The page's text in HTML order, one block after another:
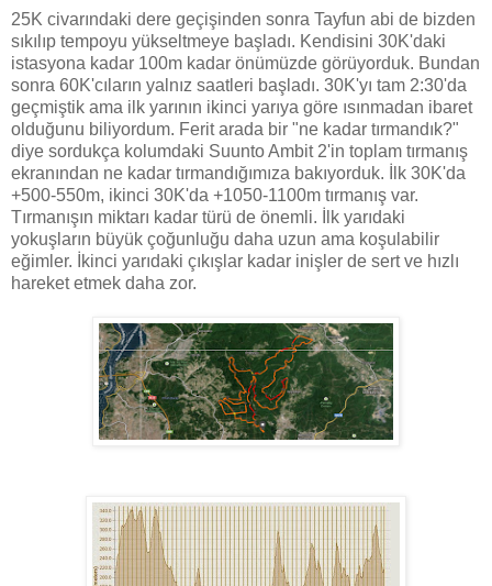
25K civarındaki dere geçişinden sonra Tayfun abi de bizden
sıkılıp tempoyu yükseltmeye başladı. Kendisini 30K'daki
istasyona kadar 100m kadar önümüzde görüyorduk. Bundan
sonra 60K'cıların yalnız saatleri başladı. 30K'yı tam 2:30'da
geçmiştik ama ilk yarının ikinci yarıya göre ısınmadan ibaret
olduğunu biliyordum. Ferit arada bir "ne kadar tırmandık?"
diye sordukça kolumdaki Suunto Ambit 2'in toplam tırmanış
ekranından ne kadar tırmandığımıza bakıyorduk. İlk 30K'da
+500-550m, ikinci 30K'da +1050-1100m tırmanış var.
Tırmanışın miktarı kadar türü de önemli. İlk yarıdaki
yokuşların büyük çoğunluğu daha uzun ama koşulabilir
eğimler. İkinci yarıdaki çıkışlar kadar inişler de sert ve hızlı
hareket etmek daha zor.